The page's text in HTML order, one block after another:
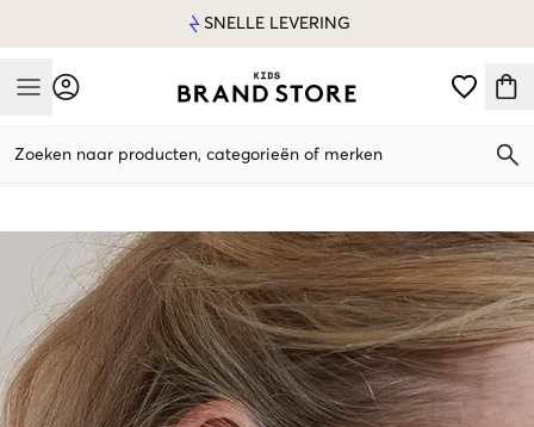
SNELLE LEVERING
Mobile Menu
Zoeken naar producten, categorieën of merken